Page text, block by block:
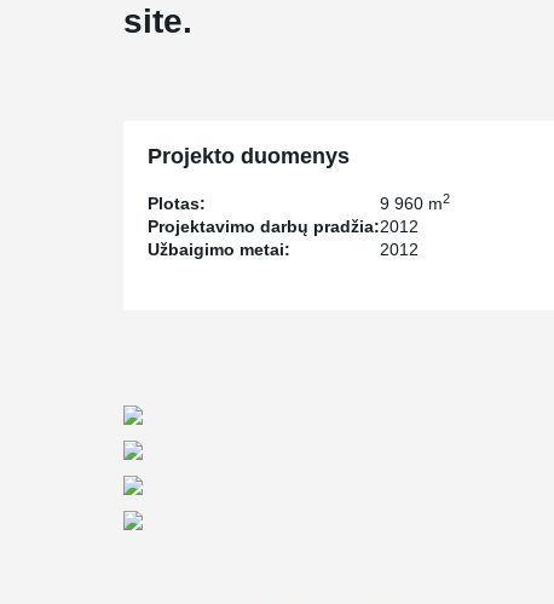
site.
Projekto duomenys
Plotas: 9 960 m2
Projektavimo darbų pradžia:2012
Užbaigimo metai:
2012